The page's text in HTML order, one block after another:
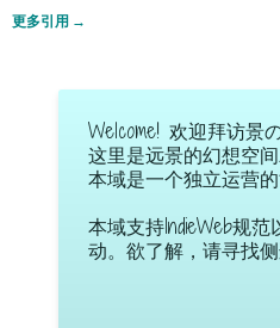
更多引用 →
Welcome! 欢迎拜访景の
这里是远景的幻想空间
本域是一个独立运营的
本域支持IndieWeb规
动。欲了解，请寻找侧